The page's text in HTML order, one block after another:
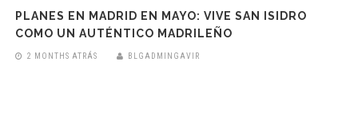
PLANES EN MADRID EN MAYO: VIVE SAN ISIDRO
COMO UN AUTÉNTICO MADRILEÑO
2 MONTHS ATRÁS BLGADMINGAVIR